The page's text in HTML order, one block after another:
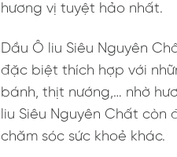
hương vị tuyệt hảo nhất.
Dầu Ô liu Siêu Nguyên
đặc biệt thích hợp với
bánh, thịt nướng,… nhờ
liu Siêu Nguyên Chất còn
chăm sóc sức khoẻ khác.